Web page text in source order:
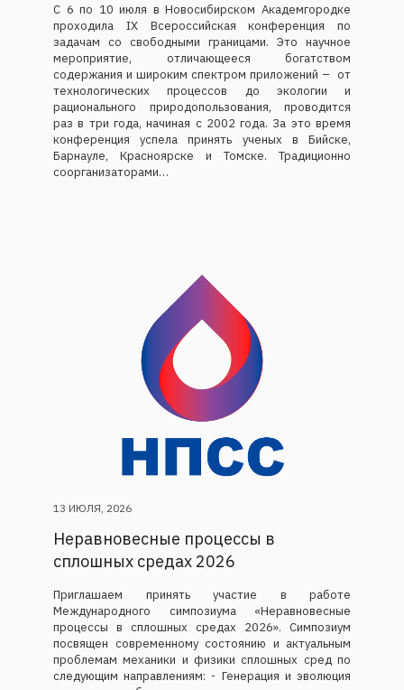
С 6 по 10 июля в Новосибирском Академгородке
проходила IX Всероссийская конференция по
задачам со свободными границами. Это научное
мероприятие, отличающееся богатством
содержания и широким спектром приложений – от
технологических процессов до экологии и
рационального природопользования, проводится
раз в три года, начиная с 2002 года. За это время
конференция успела принять ученых в Бийске,
Барнауле, Красноярске и Томске. Традиционно
соорганизаторами…
13 ИЮЛЯ, 2026
Неравновесные процессы в
сплошных средах 2026
Приглашаем принять участие в работе
Международного симпозиума «Неравновесные
процессы в сплошных средах 2026». Симпозиум
посвящен современному состоянию и актуальным
проблемам механики и физики сплошных сред по
следующим направлениям: - Генерация и эволюция